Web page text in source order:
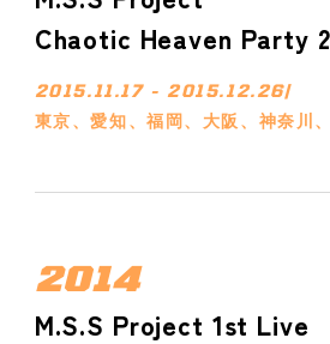
Chaotic Heaven Party
2015.11.17 - 2015.12.26/
東京、愛知、福岡、大阪、神奈川
2014
M.S.S Project 1st Live